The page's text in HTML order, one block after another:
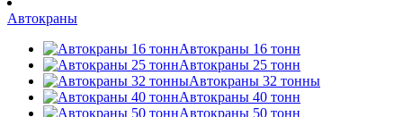
Автокраны
Автокраны 16 тонн
Автокраны 25 тонн
Автокраны 32 тонны
Автокраны 40 тонн
Автокраны 50 тонн